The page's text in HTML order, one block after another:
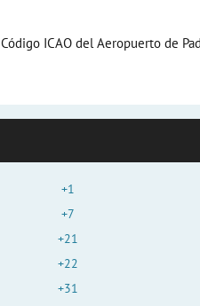
Código ICAO del Aeropuerto de
+1
+7
+21
+22
+31